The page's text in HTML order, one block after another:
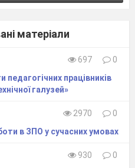
матеріали
697
0
педагогічних працівників
галузей»
2970
0
в ЗПО у сучасних умовах
930
0